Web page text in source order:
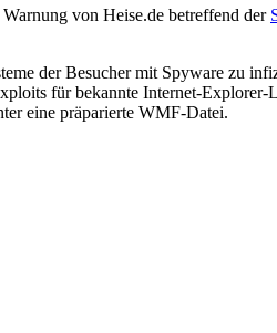
von Heise.de betreffend der
der Besucher mit Spyware zu
für bekannte Internet-
eine präparierte WMF-Datei.